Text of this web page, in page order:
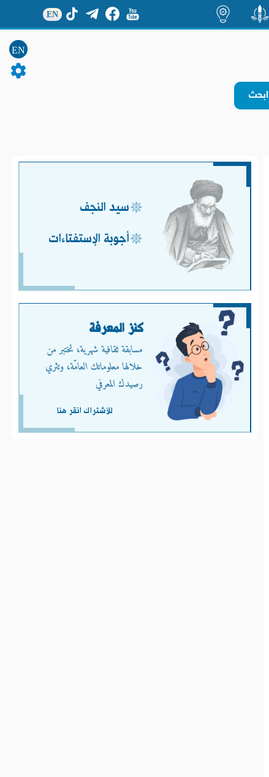
EN
EN
سيد النجف
أجوبة الإستفتاءات
كنز المعرفة
مسابقة ثقافية شهرية، تختبر من
خلالها معلوماتك العامّة، وتثري
رصيدك المعرفي
للأشتراك انقر هنا